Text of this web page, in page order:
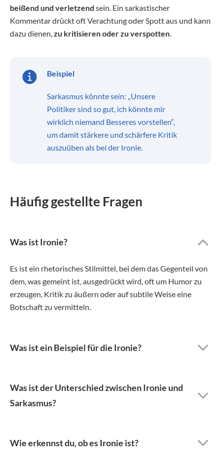
beißend und verletzend sein. Ein sarkastischer
Kommentar drückt oft Verachtung oder Spott aus und kann
dazu dienen, zu kritisieren oder zu verspotten
Beispiel
Sarkasmus könnte sein: „Unsere
Politiker sind so gut, ich könnte mir
wirklich niemand Besseres vorstellen“,
um damit stärkere und schärfere Kritik
auszuüben als bei der Ironie.
Häufig gestellte Fragen
Was ist Ironie?
Es ist ein rhetorisches Stilmittel, bei dem das Gegenteil von
dem, was gemeint ist, ausgedrückt wird, oft um Humor zu
erzeugen, Kritik zu äußern oder auf subtile Weise eine
Botschaft zu vermitteln.
Was ist ein Beispiel für die Ironie?
Was ist der Unterschied zwischen Ironie und
Sarkasmus?
Wie erkennst du, ob es Ironie ist?